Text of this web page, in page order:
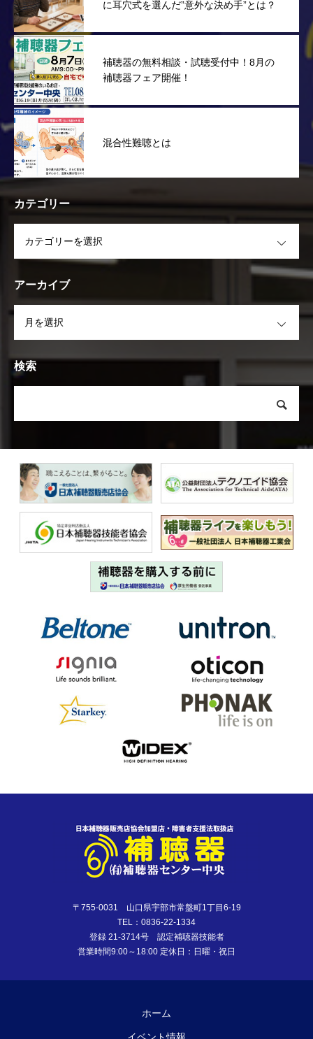
に耳穴式を選んだ”意外な決め手”とは？
補聴器の無料相談・試聴受付中！8月の
補聴器フェア開催！
混合性難聴とは
カテゴリー
アーカイブ
検索
〒755-0031 山口県宇部市常盤町1丁目6-19
TEL：0836-22-1334
登録 21-3714号 認定補聴器技能者
営業時間9:00～18:00 定休日：日曜・祝日
ホーム